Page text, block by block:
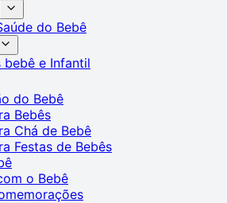
do Bebê
bebê e Infantil
do Bebê
Bebês
Chá de Bebê
Festas de Bebês
o Bebê